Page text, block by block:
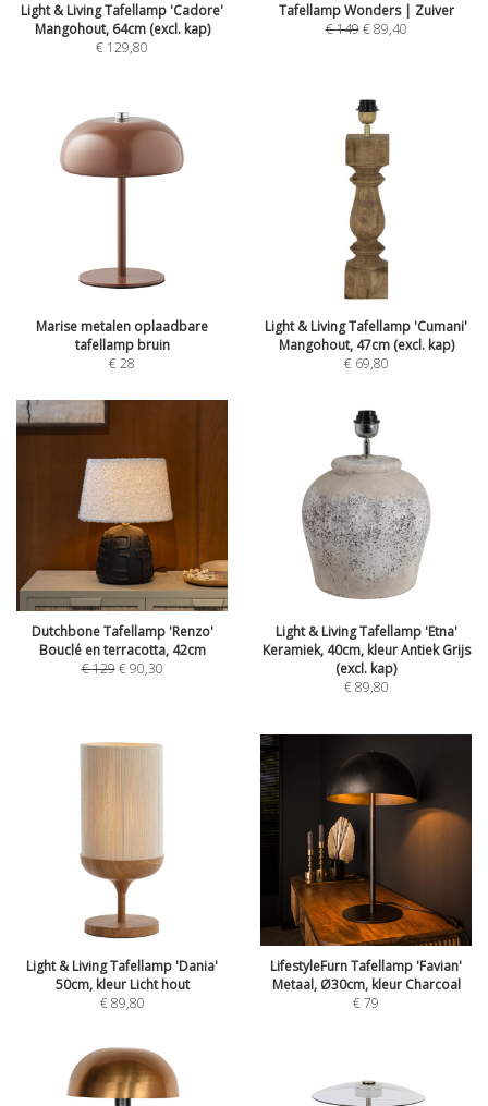
Light & Living Tafellamp 'Cadore'
Mangohout, 64cm (excl. kap)
€ 129,80
Tafellamp Wonders | Zuiver
€149 €89,40
Marise metalen oplaadbare
tafellamp bruin
€28
Light & Living Tafellamp 'Cumani'
Mangohout, 47cm (excl. kap)
€ 69,80
Dutchbone Tafellamp 'Renzo'
Bouclé en terracotta, 42cm
€129 €90,30
Light & Living Tafellamp 'Etna'
Keramiek, 40cm, kleur Antiek Grijs
(excl. kap)
€89,80
Light & Living Tafellamp 'Dania'
50cm, kleur Licht hout
€89,80
LifestyleFurn Tafellamp 'Favian'
Metaal, Ø30cm, kleur Charcoal
€79